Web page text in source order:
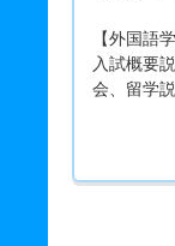
【外国語
入試概要
会、留学